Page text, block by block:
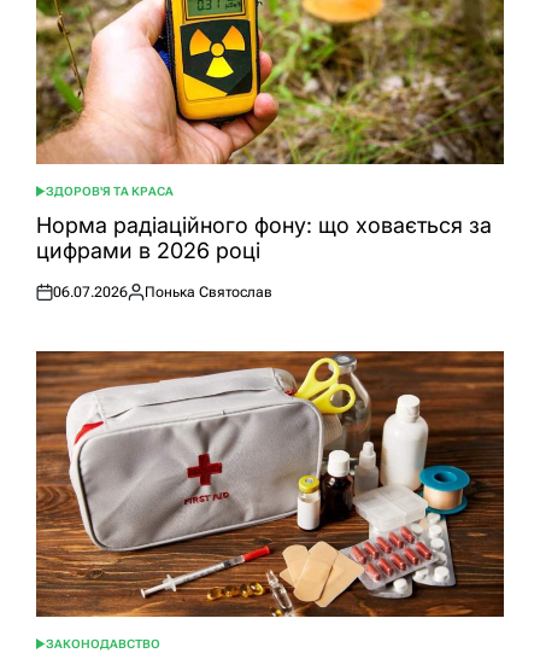
ОПУБЛІКУВАТИ
У
ЗДОРОВ'Я ТА КРАСА
Норма радіаційного фону: що ховається за
цифрами в 2026 році
Оприлюднено
06.07.2026
Опубліковано
Понька Святослав
ОПУБЛІКУВАТИ
ЗАКОНОДАВСТВО